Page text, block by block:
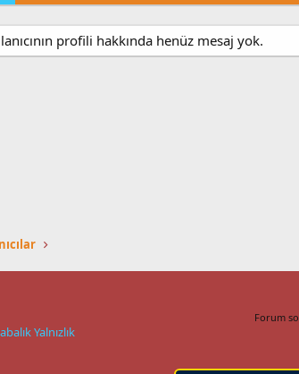
profili hakkında henüz mesaj yok.
Forum
Yalnızlık